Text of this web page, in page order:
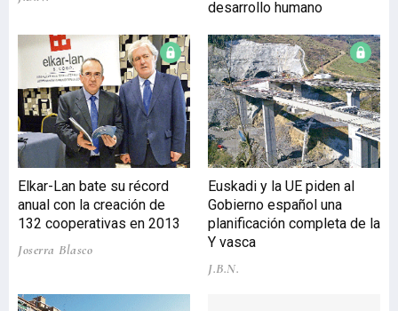
No en vano, el socio
estratégico del encuentro
fue el Consejo Empresarial
para la Competitividad
(CEC), compuesto por los
presidentes de una
quincena de las más
importantes empresas y
españolas, que
representan una
facturación agregada del
35% del PIB del Estado. En
sus respectivas
desarrollo humano
Elkar-Lan bate su récord
anual con la creación de
132 cooperativas en 2013
Joserra Blasco
Euskadi y la UE piden al
Gobierno español una
planificación completa de la
Y vasca
J.B.N.